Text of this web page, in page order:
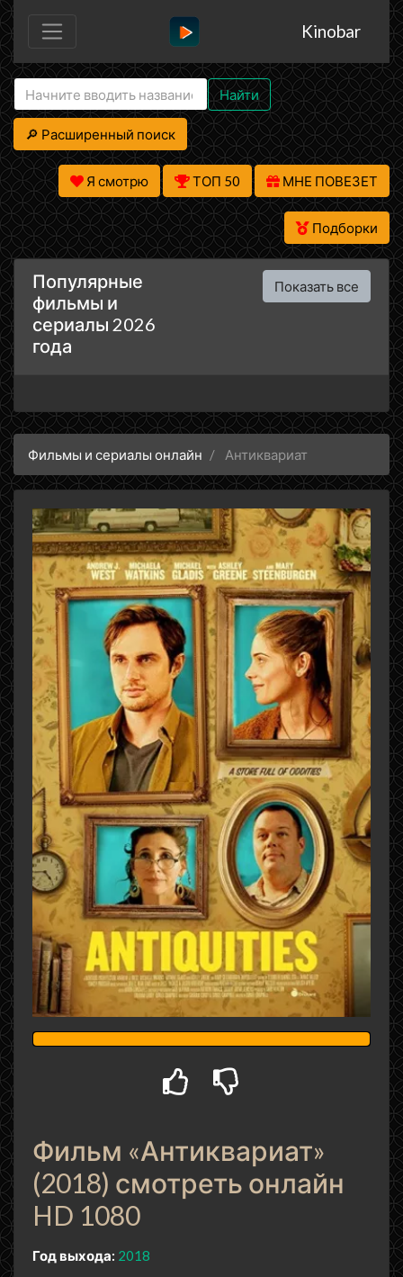
Kinobar
Найти
🔎 Расширенный поиск
Я смотрю ТОП 50 МНЕ ПОВЕЗЕТ
Подборки
Популярные
фильмы и
сериалы 2026
года
Показать все
Фильмы и сериалы онлайн Антиквариат
Фильм «Антиквариат»
(2018) смотреть онлайн
HD 1080
Год выхода: 2018